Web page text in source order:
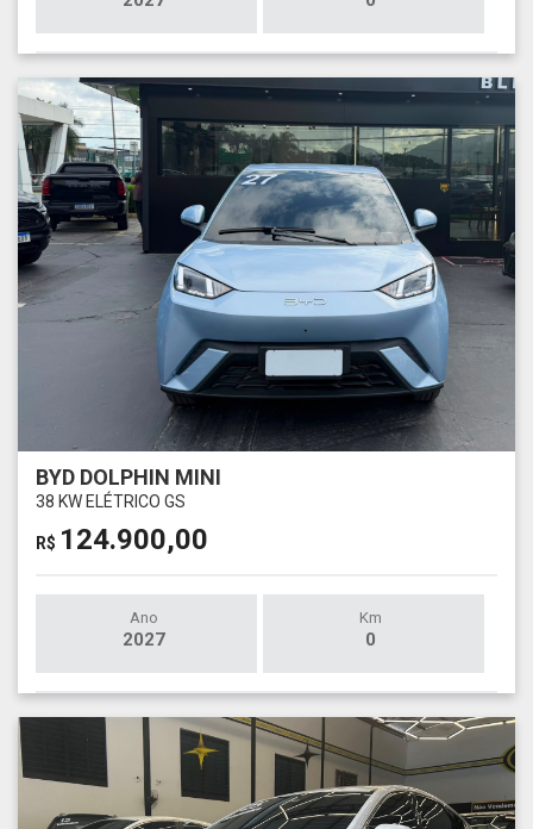
BYD DOLPHIN MINI
38 KW ELÉTRICO GS
R$ 124.900,00
Ano
2027
Km
0